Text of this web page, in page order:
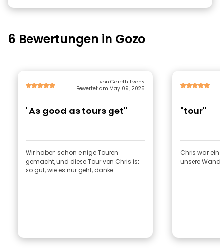
6 Bewertungen in Gozo
von Gareth Evans
Bewertet am May 09, 2025
"As good as tours get"
Wir haben schon einige Touren
gemacht, und diese Tour von Chris ist
so gut, wie es nur geht, danke
"tour"
Chris war
unsere